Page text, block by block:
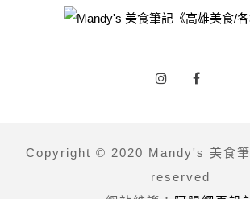
Copyright © 2020 Mandy's 美食
reserved